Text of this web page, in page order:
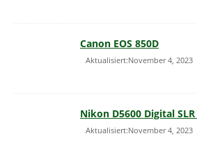
Canon EOS 850D
Aktualisiert:November 4, 2023
Nikon D5600 Digital
Aktualisiert:November 4, 2023